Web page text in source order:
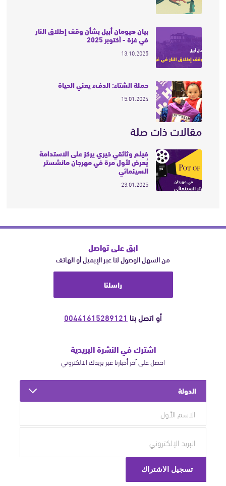
بيان هيومان أبيل بشأن وقف إطلاق النار
في غزة - أكتوبر 2025
13.10.2025
حملة الشتاء: الدفء يعني الحياة
15.01.2024
مقالات ذات صلة
فيلم وثائقي خيري يركز على الاستدامة
يُعرض لأول مرة في مهرجان مانشستر
السينمائي
23.01.2025
ابق على تواصل
من السهل الوصول لنا عبر الإيميل أو الهاتف
راسلنا
أو اتصل بنا 00441615289121
اشترك في النشرة البريدية
احصل على آخر أخبارنا عبر بريدك الالكتروني
الدولة